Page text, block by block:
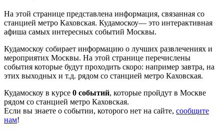
На этой странице представлена информация, связанная со
станцией метро Каховская. Кудамоскоу— это интерактивная
афиша самых интересных событий Москвы.
Кудамоскоу собирает информацию о лучших развлечениях и
мероприятих Москвы. На этой странице перечислены
события которые будут проходить скоро: например завтра, на
этих выходных и т.д. рядом со станцией метро Каховская.
Кудамоскоу в курсе 0 событий, которые пройдут в Москве
рядом со станцией метро Каховская.
Если вы знаете о событии, которого нет на сайте, сообщите
нам!